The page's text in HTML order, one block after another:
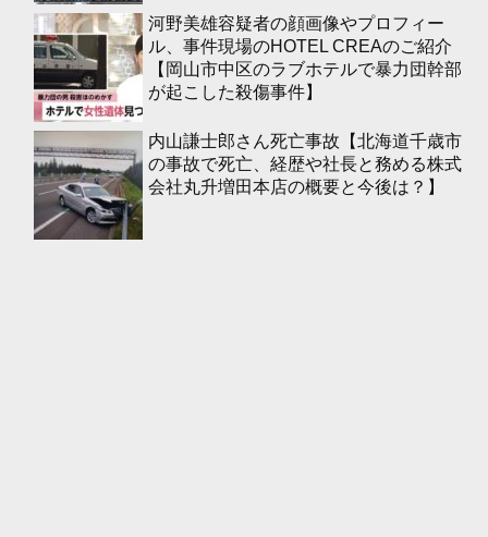
河野美雄容疑者の顔画像やプロフィー
ル、事件現場のHOTEL CREAのご紹介
【岡山市中区のラブホテルで暴力団幹部
が起こした殺傷事件】
内山謙士郎さん死亡事故【北海道千歳市
の事故で死亡、経歴や社長と務める株式
会社丸升増田本店の概要と今後は？】